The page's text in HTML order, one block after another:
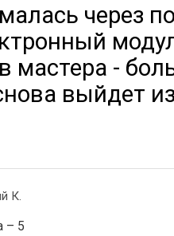
через
мастера -
выйдет
К.
– 5